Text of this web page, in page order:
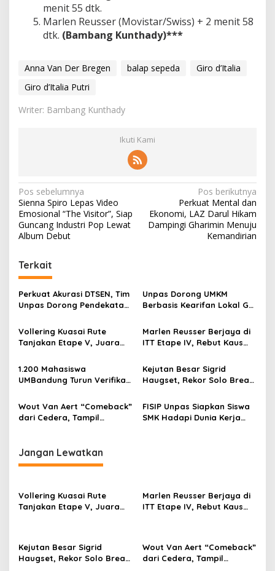
menit 55 dtk.
Marlen Reusser (Movistar/Swiss) + 2 menit 58
dtk. (Bambang Kunthady)***
Anna Van Der Bregen balap sepeda
Giro d’Italia
Giro d’Italia Putri
Writer: Bambang Kunthady
Ikuti Kami
N
a
v
i
g
a
s
i
p
o
s
Pos sebelumnya
Sienna Spiro Lepas Video
Emosional “The Visitor”, Siap
Guncang Industri Pop Lewat
Album Debut
Pos berikutnya
Perkuat Mental dan
Ekonomi, LAZ Darul Hikam
Dampingi Gharimin Menuju
Kemandirian
Terkait
Perkuat Akurasi DTSEN, Tim
Unpas Dorong Pendekatan
Data Sosial
Unpas Dorong UMKM
Berbasis Kearifan Lokal Go
Ekonomi Desa
Vollering Kuasai Rute
Tanjakan Etape V, Juara
Peluangnya Sirna
Marlen Reusser Berjaya di
ITT Etape IV, Rebut Kaus
1.200 Mahasiswa
UMBandung Turun Verifikasi
Wujud Nyata Kampus
Membantu Jawa Barat
Menyelamatkan Generasi
Kejutan Besar Sigrid
Haugset, Rekor Solo Break
Wout Van Aert “Comeback”
dari Cedera, Tampil
FISIP Unpas Siapkan Siswa
SMK Hadapi Dunia Kerja
Jangan Lewatkan
Vollering Kuasai Rute
Tanjakan Etape V, Juara
Marlen Reusser Berjaya di
ITT Etape IV, Rebut Kaus
Kejutan Besar Sigrid
Haugset, Rekor Solo Break
Wout Van Aert “Comeback”
dari Cedera, Tampil